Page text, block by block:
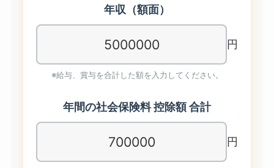
年収（額面）
円
※給与、賞与を合計した額を入力してください。
年間の社会保険料 控除額 合計
円